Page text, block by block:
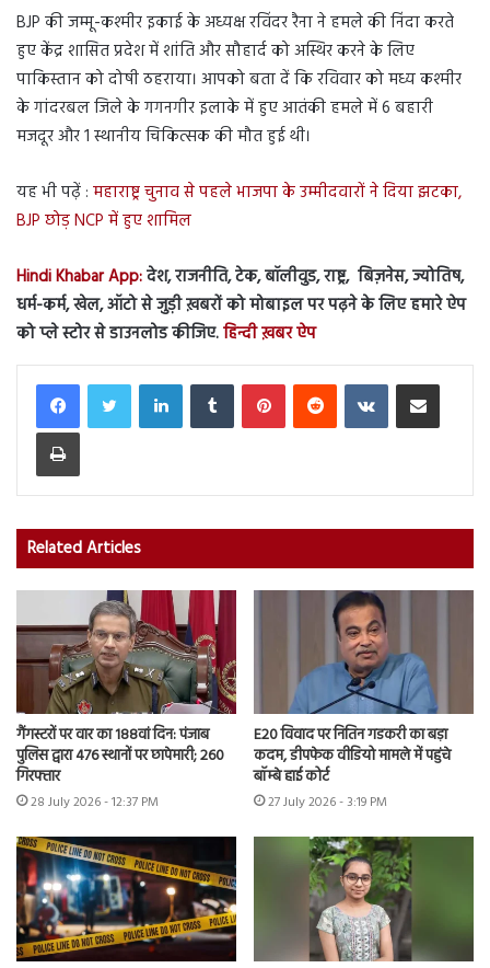
BJP की जम्मू-कश्मीर इकाई के अध्यक्ष रविंदर रैना ने हमले की निंदा करते
हुए केंद्र शासित प्रदेश में शांति और सौहार्द को अस्थिर करने के लिए
पाकिस्तान को दोषी ठहराया। आपको बता दें कि रविवार को मध्य कश्मीर
के गांदरबल जिले के गगनगीर इलाके में हुए आतंकी हमले में 6 बहारी
मजदूर और 1 स्थानीय चिकित्सक की मौत हुई थी।
यह भी पढ़ें : महाराष्ट्र चुनाव से पहले भाजपा के उम्मीदवारों ने दिया झटका,
BJP छोड़ NCP में हुए शामिल
Hindi Khabar App:देश, राजनीति, टेक, बॉलीवुड, राष्ट्र, बिज़नेस, ज्योतिष,
धर्म-कर्म, खेल, ऑटो से जुड़ी ख़बरों को मोबाइल पर पढ़ने के लिए हमारे ऐप
को प्ले स्टोर से डाउनलोड कीजिए.हिन्दी ख़बर ऐप
LinkedInTumblr PinterestReddit VKontakteShare via Email
Print
Related Articles
गैंगस्टरों पर वार का 188वां दिन: पंजाब
पुलिस द्वारा 476 स्थानों पर छापेमारी; 260
गिरफ्तार
28 July 2026 - 12:37 PM
E20 विवाद पर नितिन गडकरी का बड़ा
कदम, डीपफेक वीडियो मामले में पहुंचे
बॉम्बे हाई कोर्ट
27 July 2026 - 3:19 PM